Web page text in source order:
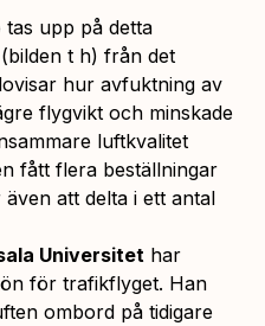
upp på detta
(bilden t h) från det
hur avfuktning av
flygvikt och minskade
luftkvalitet
fått flera beställningar
att delta i ett antal
Universitet har
för trafikflyget. Han
ombord på tidigare